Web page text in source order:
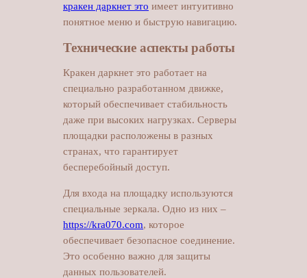
кракен даркнет это имеет интуитивно
понятное меню и быструю навигацию.
Технические аспекты работы
Кракен даркнет это работает на
специально разработанном движке,
который обеспечивает стабильность
даже при высоких нагрузках. Серверы
площадки расположены в разных
странах, что гарантирует
бесперебойный доступ.
Для входа на площадку используются
специальные зеркала. Одно из них –
https://kra070.com, которое
обеспечивает безопасное соединение.
Это особенно важно для защиты
данных пользователей.